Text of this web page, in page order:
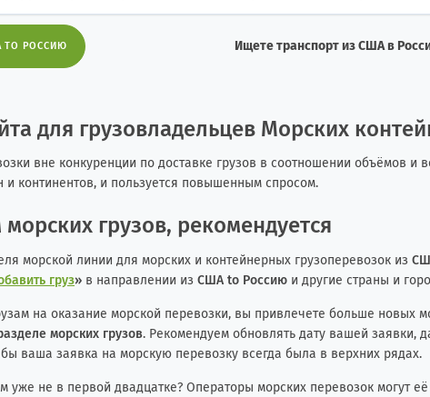
TO РОССИЮ Ищете транспорт из США в
для грузовладельцев Морских
вне конкуренции по доставке грузов в соотношении объёмов и
и континентов, и пользуется повышенным спросом.
грузов, рекомендуется
морской линии для морских и контейнерных грузоперевозок из
груз» в направлении из США to Россию и другие страны и
на оказание морской перевозки, вы привлечете больше новых
морских грузов. Рекомендуем обновлять дату вашей заявки,
ваша заявка на морскую перевозку всегда была в верхних рядах.
уже не в первой двадцатке? Операторы морских перевозок могут